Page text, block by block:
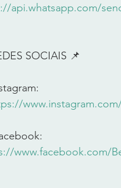
api.whatsapp.com/
SOCIAIS 📌
www.facebook.com/